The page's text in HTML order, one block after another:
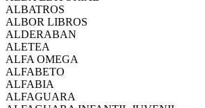
ALBATROS
ALBOR LIBROS
ALDERABAN
ALETEA
ALFA OMEGA
ALFABETO
ALFABIA
ALFAGUARA